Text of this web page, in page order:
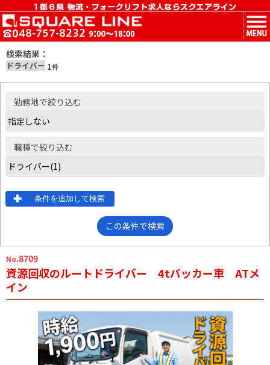
MENU
検索結果：
ドライバー 1件
勤務地で絞り込む
職種で絞り込む
条件を追加して検索
この条件で検索
No.8709
資源回収のルートドライバー 4tパッカー車 ATメ
イン